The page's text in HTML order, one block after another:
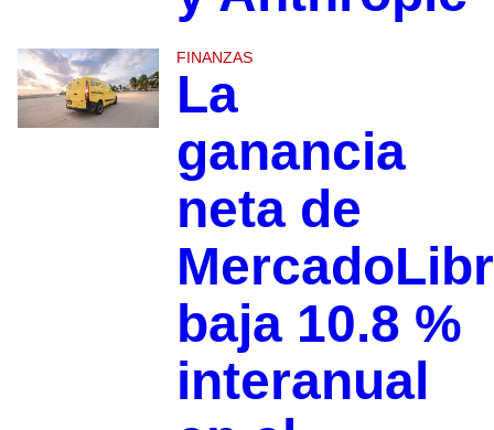
FINANZAS
La
ganancia
neta de
baja 10.8 %
interanual